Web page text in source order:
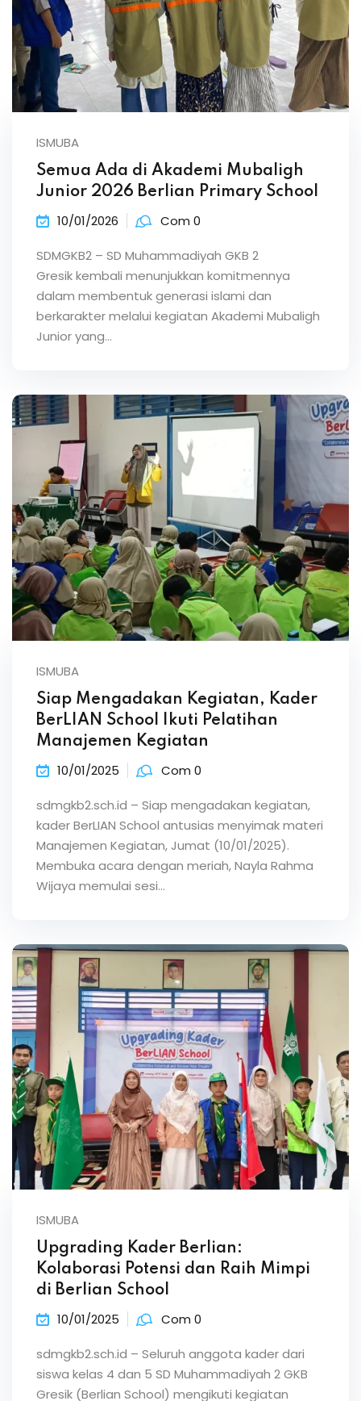
ISMUBA
Semua Ada di Akademi Mubaligh
Junior 2026 Berlian Primary School
10/01/2026 Com 0
SDMGKB2 – SD Muhammadiyah GKB 2
Gresik kembali menunjukkan komitmennya
dalam membentuk generasi islami dan
berkarakter melalui kegiatan Akademi Mubaligh
Junior yang…
ISMUBA
Siap Mengadakan Kegiatan, Kader
BerLIAN School Ikuti Pelatihan
Manajemen Kegiatan
10/01/2025 Com 0
sdmgkb2.sch.id – Siap mengadakan kegiatan,
kader BerLIAN School antusias menyimak materi
Manajemen Kegiatan, Jumat (10/01/2025).
Membuka acara dengan meriah, Nayla Rahma
Wijaya memulai sesi…
ISMUBA
Upgrading Kader Berlian:
Kolaborasi Potensi dan Raih Mimpi
di Berlian School
10/01/2025 Com 0
sdmgkb2.sch.id – Seluruh anggota kader dari
siswa kelas 4 dan 5 SD Muhammadiyah 2 GKB
Gresik (Berlian School) mengikuti kegiatan